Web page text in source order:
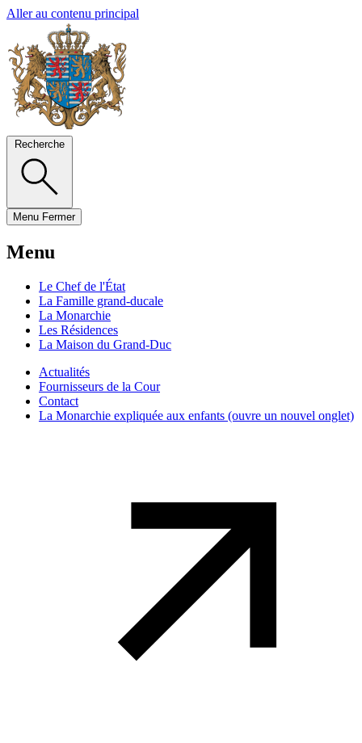
Aller au contenu principal
Recherche
Menu Fermer
Menu
Le Chef de l'État
La Famille grand-ducale
La Monarchie
Les Résidences
La Maison du Grand-Duc
Actualités
Fournisseurs de la Cour
Contact
La Monarchie expliquée aux enfants (ouvre un nouvel onglet)